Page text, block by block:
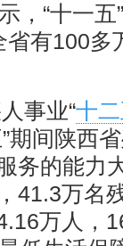
，“十一五
有100多
事业“十
期间陕西
务的能力
41.3万名
万人，